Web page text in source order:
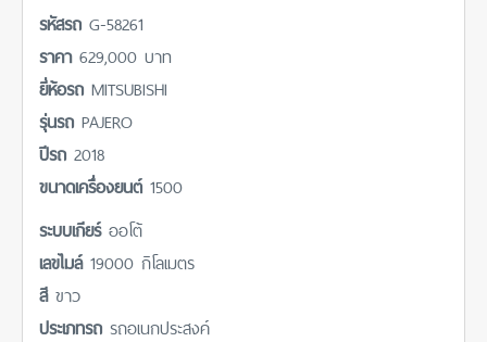
รหัสรถ G-58261
ราคา 629,000 บาท
ยี่ห้อรถ MITSUBISHI
รุ่นรถ PAJERO
ปีรถ 2018
ขนาดเครื่องยนต์ 1500
ระบบเกียร์ ออโต้
เลขไมล์ 19000 กิโลเมตร
สี ขาว
ประเภทรถ รถอเนกประสงค์